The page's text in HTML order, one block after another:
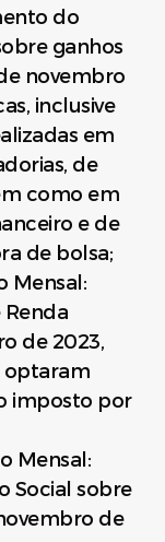
do
ganhos
novembro
inclusive
em
de
como em
e de
de bolsa;
Mensal:
de 2023,
optaram
imposto por
Mensal:
Social sobre
de